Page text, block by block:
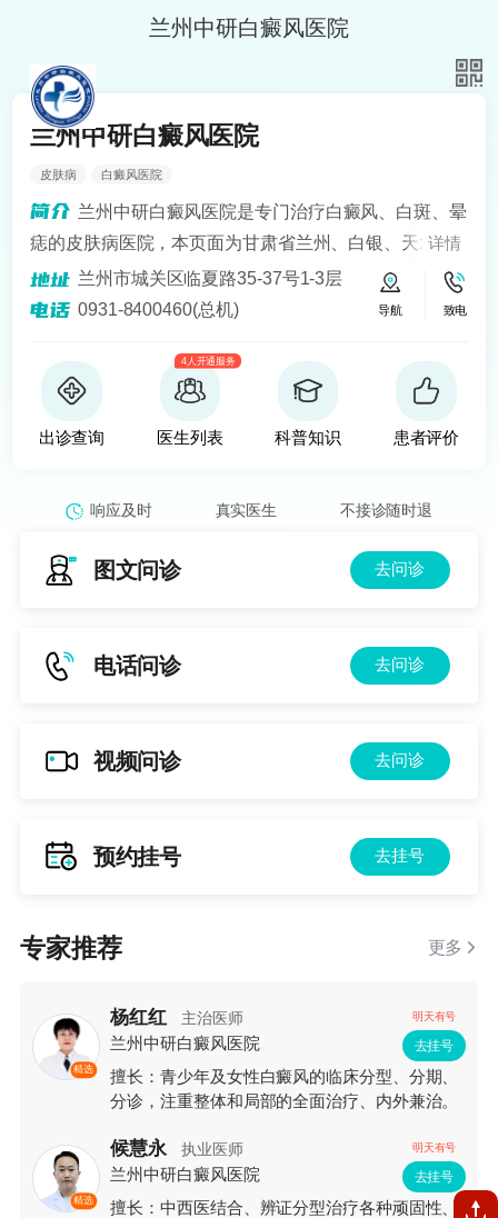
兰州中研白癜风医院
兰州中研白癜风医院
皮肤病 白癜风医院
兰州中研白癜风医院是专门治疗白癜风、白斑、晕
痣的皮肤病医院，本页面为甘肃省兰州、白银、天水、
定西、平凉、宁夏银川、青海西宁等地区患者提供白癜
风知识解答、预约挂号问诊服务。医院开设24小时在线
建立以病人为中心的诚信、理解、和谐的就医环境。
详情
兰州市城关区临夏路35-37号1-3层
0931-8400460(总机)
导航 致电
出诊查询
4人开通服务
医生列表 科普知识 患者评价
响应及时 真实医生 不接诊随时退
图文问诊 去问诊
电话问诊 去问诊
视频问诊 去问诊
预约挂号 去挂号
专家推荐 更多
精选
杨红红 主治医师
兰州中研白癜风医院
明天有号
去挂号
擅长：青少年及女性白癜风的临床分型、分期、
分诊，注重整体和局部的全面治疗、内外兼治。
精选
候慧永 执业医师
兰州中研白癜风医院
明天有号
去挂号
擅长：中西医结合、辨证分型治疗各种顽固性、